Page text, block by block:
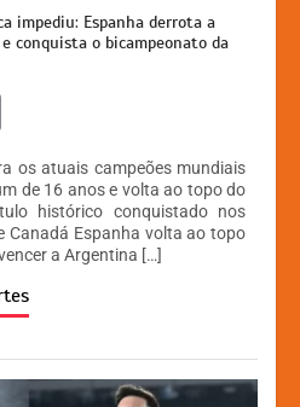
impediu: Espanha derrota a
conquista o bicampeonato da
p
y
Li
n
os atuais campeões mundiais
de 16 anos e volta ao topo do
histórico conquistado nos
Canadá Espanha volta ao topo
a Argentina […]